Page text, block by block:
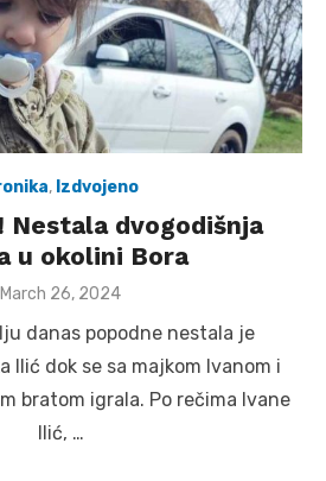
, Izdvojeno
Nestala dvogodišnja
u okolini Bora
Posted
March 26, 2024
danas popodne nestala je
Ilić dok se sa majkom Ivanom i
bratom igrala. Po rečima Ivane
Ilić, …